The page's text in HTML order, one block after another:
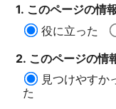
1. このページの情
役に立った
2. このページの情
見つけやすか
た